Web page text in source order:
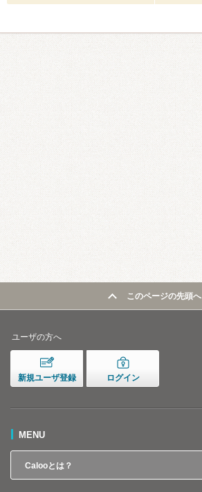
このページの先頭へ
ユーザの方へ
新規ユーザ登録 ログイン
MENU
Calooとは？